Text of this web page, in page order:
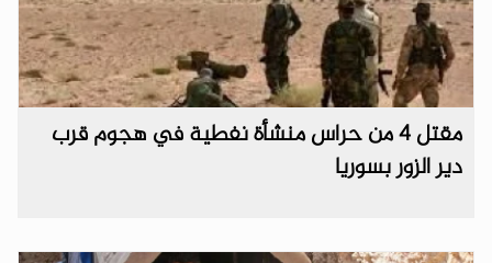
مقتل 4 من حراس منشأة نفطية في هجوم قرب
دير الزور بسوريا